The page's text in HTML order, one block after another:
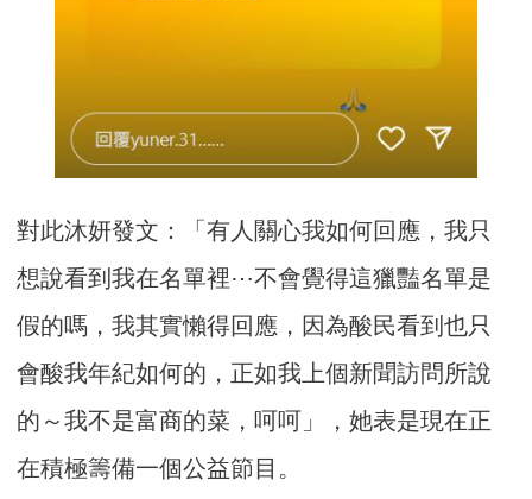
對此沐妍發文：「有人關心我如何回應，我只
想說看到我在名單裡⋯不會覺得這獵豔名單是
假的嗎，我其實懶得回應，因為酸民看到也只
會酸我年紀如何的，正如我上個新聞訪問所說
的～我不是富商的菜，呵呵」，她表是現在正
在積極籌備一個公益節目。